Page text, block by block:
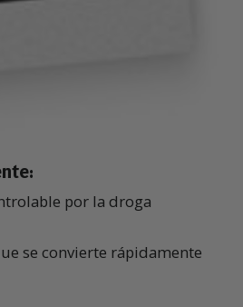
por la droga
se convierte rápidamente